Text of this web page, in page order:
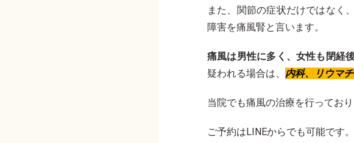
また、関節の症状だけではなく
障害を痛風腎と言います。
痛風は男性に多く、女性も閉経
疑われる場合は、 内科、リウマ
当院でも痛風の治療を行っており
ご予約はLINEからでも可能です。